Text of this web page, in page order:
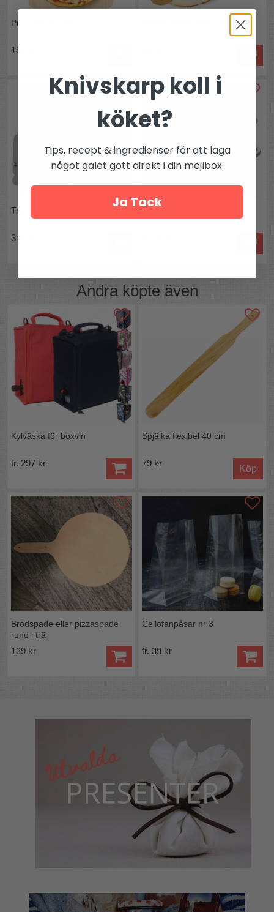
Pizzaspade i trä
159 kr
Tryffelhyvel
349 kr
Andra köpte även
Kylväska för boxvin
fr. 297 kr
Spjälka flexibel 40 cm
79 kr
Köp
Brödspade eller pizzaspade
rund i trä
139 kr
Cellofanpåsar nr 3
fr. 39 kr
Knivskarp koll i
köket?
Tips, recept & ingredienser för att laga
något galet gott direkt i din mejlbox.
Ja Tack